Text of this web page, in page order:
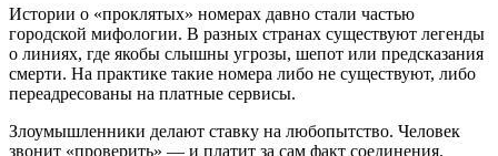
Истории о «проклятых» номерах давно стали частью
городской мифологии. В разных странах существуют легенды
о линиях, где якобы слышны угрозы, шепот или предсказания
смерти. На практике такие номера либо не существуют, либо
переадресованы на платные сервисы.
Злоумышленники делают ставку на любопытство. Человек
звонит «проверить» — и платит за сам факт соединения.